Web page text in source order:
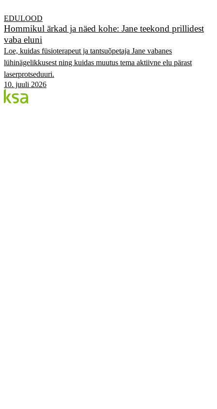
EDULOOD
Hommikul ärkad ja näed kohe: Jane teekond prillidest
vaba eluni
Loe, kuidas füsioterapeut ja tantsuõpetaja Jane vabanes
lühinägelikkusest ning kuidas muutus tema aktiivne elu pärast
laserprotseduuri.
10. juuli 2026